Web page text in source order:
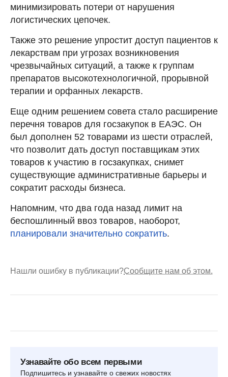
минимизировать потери от нарушения
логистических цепочек.
Также это решение упростит доступ пациентов к
лекарствам при угрозах возникновения
чрезвычайных ситуаций, а также к группам
препаратов высокотехнологичной, прорывной
терапии и орфанных лекарств.
Еще одним решением совета стало расширение
перечня товаров для госзакупок в ЕАЭС. Он
был дополнен 52 товарами из шести отраслей,
что позволит дать доступ поставщикам этих
товаров к участию в госзакупках, снимет
существующие административные барьеры и
сократит расходы бизнеса.
Напомним, что два года назад лимит на
беспошлинный ввоз товаров, наоборот,
планировали значительно сократить.
Нашли ошибку в публикации?Сообщите нам об этом.
Узнавайте обо всем первыми
Подпишитесь и узнавайте о свежих новостях